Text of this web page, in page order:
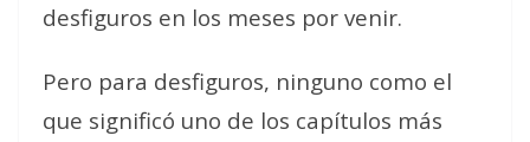
desfiguros en los meses por venir.
Pero para desfiguros, ninguno como el
que significó uno de los capítulos más